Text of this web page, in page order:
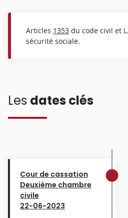
Articles 1353 du code civil et L.
sécurité sociale.
Les dates clés
Cour de cassation
Deuxième chambre
civile
22-06-2023